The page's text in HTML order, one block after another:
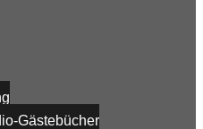
Gästebücher